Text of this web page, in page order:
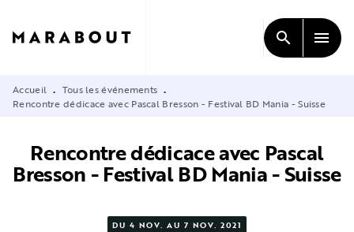
CONTENU
search menu
Accueil • Tous les événements •
Rencontre dédicace avec Pascal Bresson - Festival BD Mania - Suisse
Rencontre dédicace avec Pascal
Bresson - Festival BD Mania - Suisse
DU 4 NOV. AU 7 NOV. 2021